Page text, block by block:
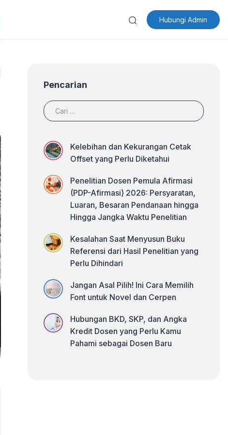
Hubungi Admin
Pencarian
Kelebihan dan Kekurangan Cetak
Offset yang Perlu Diketahui
Penelitian Dosen Pemula Afirmasi
(PDP-Afirmasi) 2026: Persyaratan,
Luaran, Besaran Pendanaan hingga
Hingga Jangka Waktu Penelitian
Kesalahan Saat Menyusun Buku
Referensi dari Hasil Penelitian yang
Perlu Dihindari
Jangan Asal Pilih! Ini Cara Memilih
Font untuk Novel dan Cerpen
Hubungan BKD, SKP, dan Angka
Kredit Dosen yang Perlu Kamu
Pahami sebagai Dosen Baru